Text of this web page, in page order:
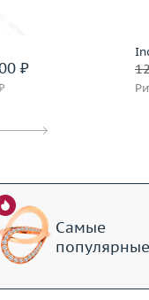
₽
Самые
популярные